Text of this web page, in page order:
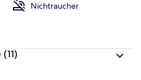
Nichtraucher
(11)